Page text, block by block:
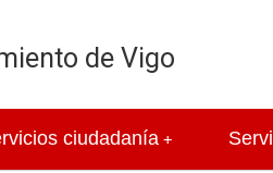
de Vigo
+
ciudadanía